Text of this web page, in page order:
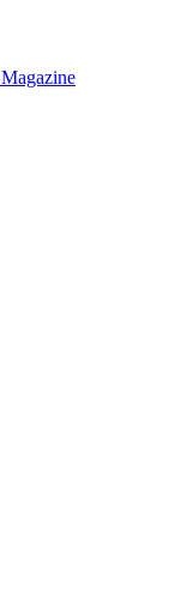
Magazine